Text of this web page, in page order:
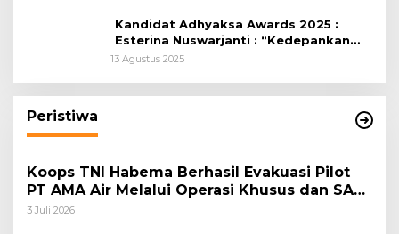
Kandidat Adhyaksa Awards 2025 :
Esterina Nuswarjanti : “Kedepankan
Keadilan Restoratif Wujudkan
13 Agustus 2025
Peristiwa
Koops TNI Habema Berhasil Evakuasi Pilot
PT AMA Air Melalui Operasi Khusus dan SAR
Taktis
3 Juli 2026